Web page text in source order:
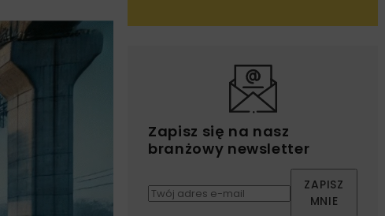
Zapisz się na nasz
branżowy newsletter
ZAPISZ
MNIE